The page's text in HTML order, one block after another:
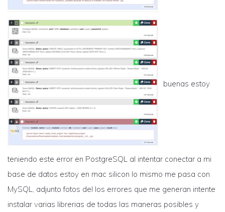
buenas estoy
teniendo este error en PostgreSQL al intentar conectar a mi
base de datos estoy en mac silicon lo mismo me pasa con
MySQL, adjunto fotos del los errores que me generan intente
instalar varias librerias de todas las maneras posibles y